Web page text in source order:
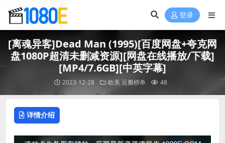
登录
[离魂异客]Dead Man (1995)[百度网盘+夸克网
盘1080P超清未删减资源][网盘在线播放/下载]
[MP4/7.6GB][中英字幕]
2023-12-28 欧美 豆瓣榜单 48
详情介绍